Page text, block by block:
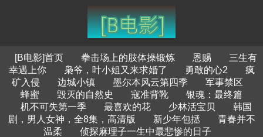
[B电影]首页 拳击场上的肢体操锻炼 恩赐
三生有
幸遇上你
枭爷，叶小姐又来求婚了 勇敢的心2
疯
矿入侵
边城小镇 墨尔本风云第四季
军事禁区
蜂蜜
毁灭的自然史 寇准背靴
银魂：最终篇
机不可失第一季
最喜欢的花 少林活宝贝
韩国
剧，男人女神，全8集，高清版
新少年包拯
青春并不
温柔
侦探麻理子一生中最悲惨的日子